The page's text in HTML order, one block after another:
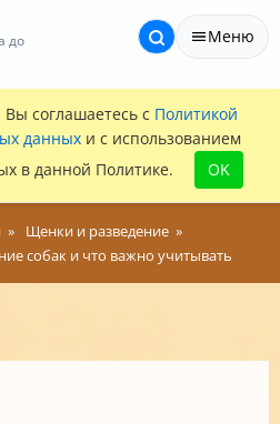
до
Меню
соглашаетесь с Политикой
данных и с использованием
в данной Политике.
OK
Щенки и разведение
собак и что важно учитывать